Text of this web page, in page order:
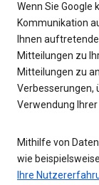
Wenn Sie Google
Kommunikation
Ihnen
Mitteilungen zu
Mitteilungen zu
Verbesserungen,
Verwendung
Mithilfe von
wie beispielsweise
Ihre